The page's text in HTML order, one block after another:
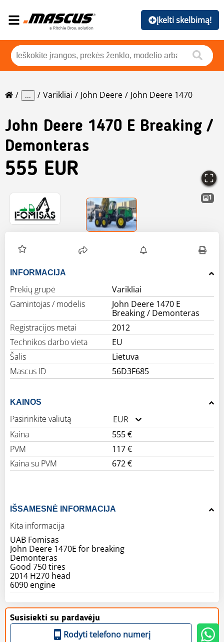
Įkelti skelbimą!
... Varikliai John Deere John Deere 1470
John Deere 1470 E Breaking /
Demonteras
555 EUR
1
INFORMACIJA
Prekių grupė
Varikliai
Gamintojas / modelis
John Deere 1470 E
Breaking / Demonteras
Registracijos metai
2012
Technikos darbo vieta
EU
Šalis
Lietuva
Mascus ID
56D3F685
KAINOS
Pasirinkite valiutą
EUR
Kaina
555 €
PVM
117 €
Kaina su PVM
672 €
IŠSAMESNĖ INFORMACIJA
Kita informacija
UAB Fomisas
John Deere 1470E for breaking
Demonteras
Good 750 tires
2014 H270 head
6090 engine
Susisiekti su pardavėju
Rodyti telefono numerį